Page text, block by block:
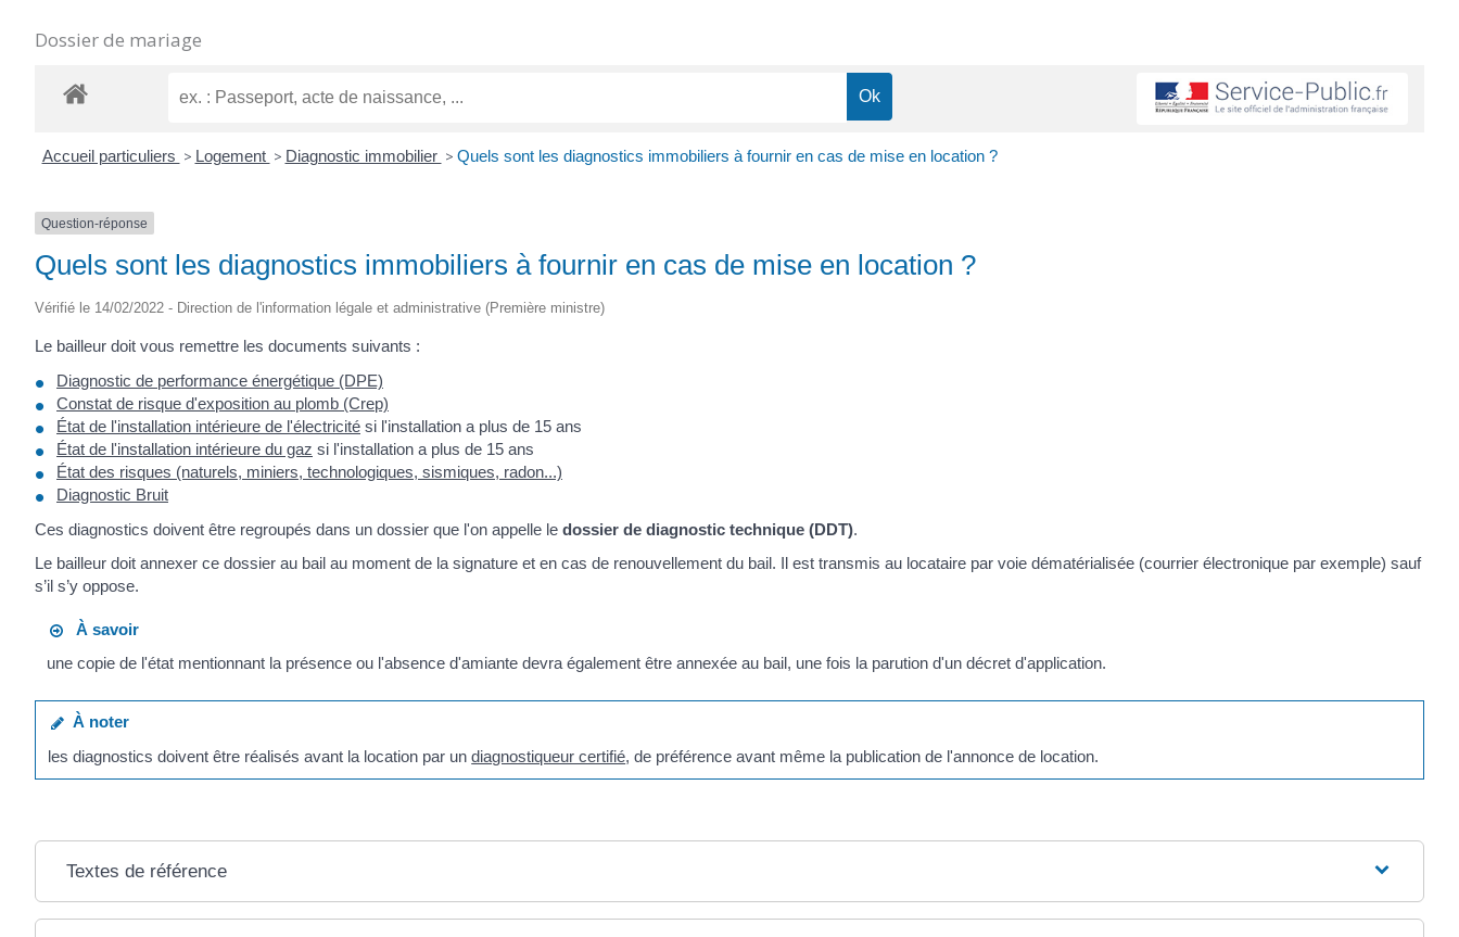
Dossier de mariage
Accueil particuliers > Logement > Diagnostic immobilier > Quels sont les diagnostics immobiliers à fournir en cas de mise en location ?
Question-réponse
Quels sont les diagnostics immobiliers à fournir en cas de mise en location ?
Vérifié le 14/02/2022 - Direction de l'information légale et administrative (Première ministre)
Le bailleur doit vous remettre les documents suivants :
Diagnostic de performance énergétique (DPE)
Constat de risque d'exposition au plomb (Crep)
État de l'installation intérieure de l'électricité si l'installation a plus de 15 ans
État de l'installation intérieure du gaz si l'installation a plus de 15 ans
État des risques (naturels, miniers, technologiques, sismiques, radon...)
Diagnostic Bruit
Ces diagnostics doivent être regroupés dans un dossier que l'on appelle le dossier de diagnostic technique (DDT).
Le bailleur doit annexer ce dossier au bail au moment de la signature et en cas de renouvellement du bail. Il est transmis au locataire par voie dématérialisée (courrier électronique par exemple) sauf
s’il s’y oppose.
À savoir
une copie de l'état mentionnant la présence ou l'absence d'amiante devra également être annexée au bail, une fois la parution d'un décret d'application.
À noter
les diagnostics doivent être réalisés avant la location par undiagnostiqueur certifié, de préférence avant même la publication de l'annonce de location.
Textes de référence